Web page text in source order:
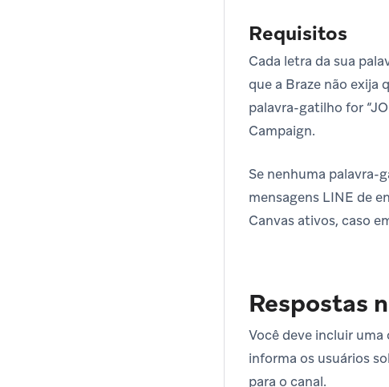
Requisitos
Cada letra da sua
que a Braze não exija
palavra-gatilho for
Campaign.
Se nenhuma palavra-
mensagens LINE de
Canvas ativos, caso
Respostas
Você deve incluir
informa os usuários
para o canal.